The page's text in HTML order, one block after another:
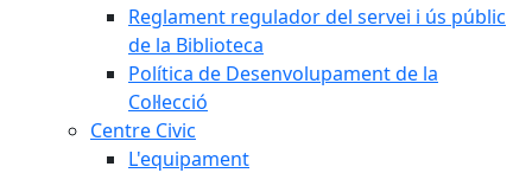
Reglament regulador del servei i ús públic
de la Biblioteca
Política de Desenvolupament de la
Col·lecció
Centre Civic
L'equipament